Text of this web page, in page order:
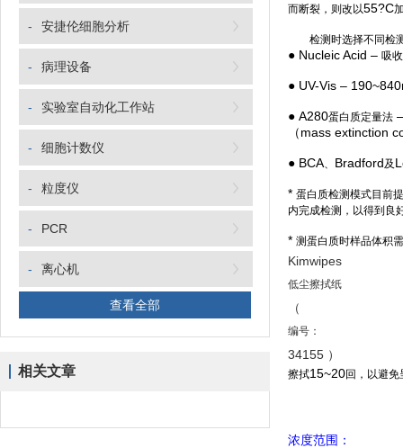
- 安捷伦细胞分析
- 病理设备
- 实验室自动化工作站
- 细胞计数仪
- 粒度仪
- PCR
- 离心机
查看全部
相关文章
而断裂，则改以55?C
检测时选择不同检
● Nucleic Acid – 吸
● UV-Vis –
● A280蛋白质定量法
（mass extinction
● BCA、 Bradford及
* 蛋白质检测模式目前
内完成检测，以得到良
* 测蛋白质时样品体积
Kimwipes
低尘擦拭纸
（
编号：
34155 ）
擦拭15~20回，以避
浓度范围：